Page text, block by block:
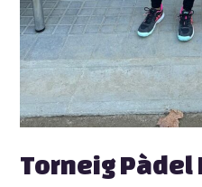
Torneig Pàdel